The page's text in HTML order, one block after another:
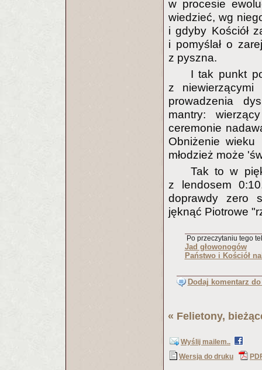
w procesie
wiedzieć, wg
i gdyby Kościół
i pomyślał o
z pyszna.
I tak punkt
z niewierzącymi
prowadzenia
mantry:
ceremonie
Obniżenie
młodzież może
Tak to w
z lendosem
doprawdy zero
jęknąć Piotrowe
Po przeczytaniu tego
Jad głowonogów
Państwo i Kościół
Dodaj komentarz
« Felietony,
Wyślij mailem..
Wersja do druku